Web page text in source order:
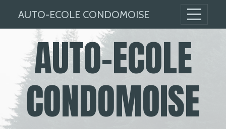
AUTO-ECOLE CONDOMOISE
AUTO-ECOLE
CONDOMOISE